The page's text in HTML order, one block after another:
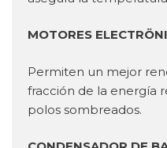
MOTORES
Permiten un mejor
fracción de la energía
polos sombreados.